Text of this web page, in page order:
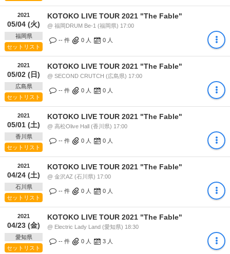
2021
05/04 (火)
福岡県
セットリスト
KOTOKO LIVE TOUR 2021 "The Fable"
@ 福岡DRUM Be-1 (福岡県) 17:00
-- 件 0 人 0 人
2021
05/02 (日)
広島県
セットリスト
KOTOKO LIVE TOUR 2021 "The Fable"
@ SECOND CRUTCH (広島県) 17:00
-- 件 0 人 0 人
2021
05/01 (土)
香川県
セットリスト
KOTOKO LIVE TOUR 2021 "The Fable"
@ 高松Olive Hall (香川県) 17:00
-- 件 0 人 0 人
2021
04/24 (土)
石川県
セットリスト
KOTOKO LIVE TOUR 2021 "The Fable"
@ 金沢AZ (石川県) 17:00
-- 件 0 人 0 人
2021
04/23 (金)
愛知県
セットリスト
KOTOKO LIVE TOUR 2021 "The Fable"
@ Electric Lady Land (愛知県) 18:30
-- 件 0 人 3 人